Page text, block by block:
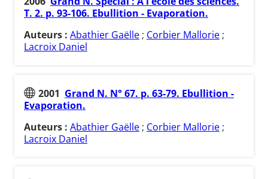
T. 2. p. 93-106. Ebullition - Evaporation.
Auteurs : Abathier Gaëlle ; Corbier Mallorie ;
Lacroix Daniel
2001 Grand N. N° 67. p. 63-79. Ebullition -
Evaporation.
Auteurs : Abathier Gaëlle ; Corbier Mallorie ;
Lacroix Daniel